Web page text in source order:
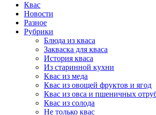
Квас
Новости
Разное
Рубрики
Блюда из кваса
Закваска для кваса
История кваса
Из старинной кухни
Квас из меда
Квас из овощей фруктов и ягод
Квас из овса и пшеничных
Квас из солода
Не только квас